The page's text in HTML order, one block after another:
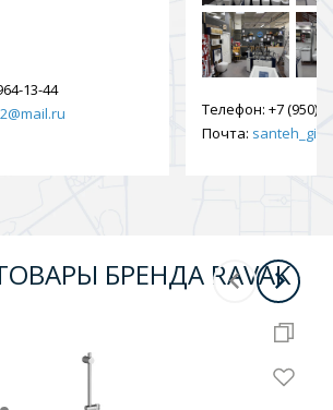
13-44
Телефон: +7 (950)
Почта:
БРЕНДА RAVAK